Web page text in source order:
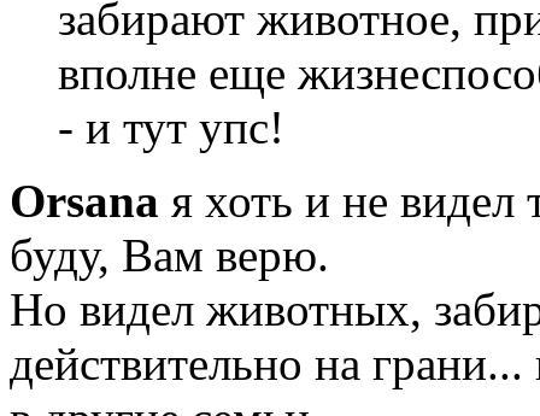
забирают животное,
вполне еще
- и тут упс!
Orsana я хоть и не видел
буду, Вам верю.
Но видел животных,
действительно на